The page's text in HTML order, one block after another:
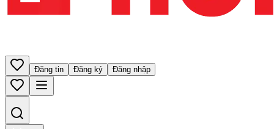
Đăng tin Đăng ký Đăng nhập